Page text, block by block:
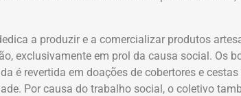
a produzir e a comercializar produtos
exclusivamente em prol da causa social. Os
é revertida em doações de cobertores e
Por causa do trabalho social, o coletivo